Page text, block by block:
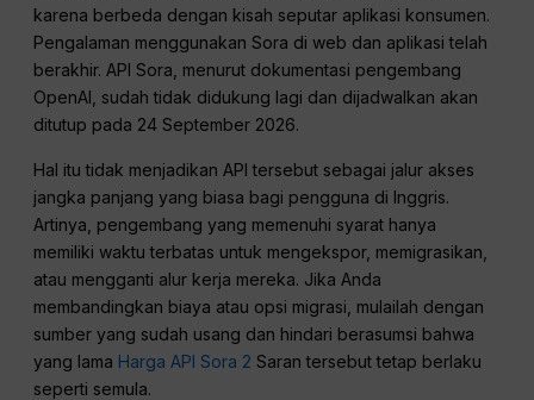
karena berbeda dengan kisah seputar aplikasi konsumen.
Pengalaman menggunakan Sora di web dan aplikasi telah
berakhir. API Sora, menurut dokumentasi pengembang
OpenAI, sudah tidak didukung lagi dan dijadwalkan akan
ditutup pada 24 September 2026.
Hal itu tidak menjadikan API tersebut sebagai jalur akses
jangka panjang yang biasa bagi pengguna di Inggris.
Artinya, pengembang yang memenuhi syarat hanya
memiliki waktu terbatas untuk mengekspor, memigrasikan,
atau mengganti alur kerja mereka. Jika Anda
membandingkan biaya atau opsi migrasi, mulailah dengan
sumber yang sudah usang dan hindari berasumsi bahwa
yang lama Harga API Sora 2 Saran tersebut tetap berlaku
seperti semula.